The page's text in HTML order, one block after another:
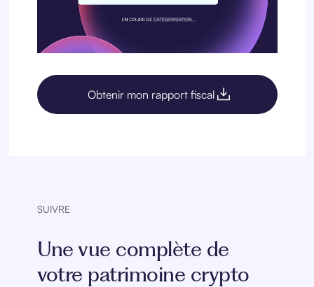
Obtenir mon rapport fiscal
SUIVRE
Une vue complète de
votre patrimoine crypto